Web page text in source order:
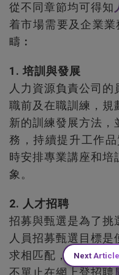
從不同章節均可得知
着市場需要及企業
疇︰
1. 培訓與發展
人力資源負責公司
職前及在職訓練，規
新的訓練發展方法，
務，持續提升工作品
時安排專業講座和培
象。
2. 人才招聘
招募與甄選是為了挑
人員招募甄選目標
求相匹配，主要可分
不單止在網上登招聘
Next Article